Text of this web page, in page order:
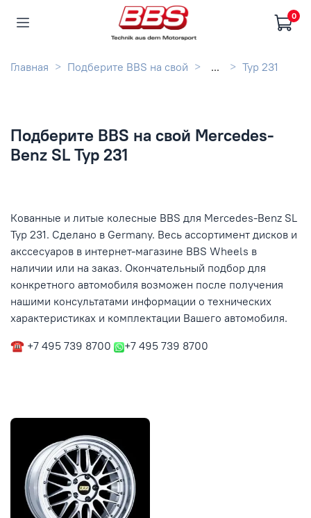
0
Главная Подберите BBS на свой ... Typ 231
Подберите BBS на свой Mercedes-
Benz SL Typ 231
Кованные и литые колесные BBS для Mercedes-Benz SL
Typ 231. Сделано в Germany. Весь ассортимент дисков и
акссесуаров в интернет-магазине BBS Wheels в
наличии или на заказ. Окончательный подбор для
конкретного автомобиля возможен после получения
нашими консультатами информации о технических
характеристиках и комплектации Вашего автомобиля.
☎ +7 495 739 8700
+7 495 739 8700